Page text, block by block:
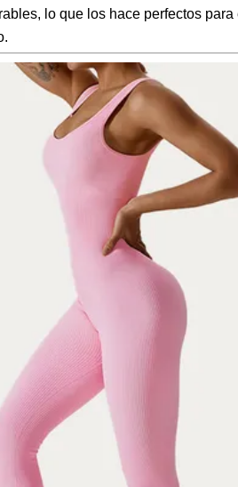
lo que los hace perfectos